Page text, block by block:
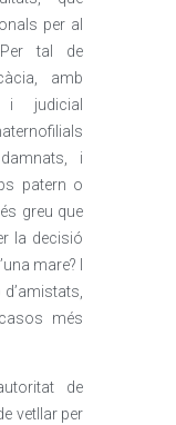
per al
tal de
amb
i judicial
i
patern o
greu que
la decisió
mare? I
més
de
vetllar per